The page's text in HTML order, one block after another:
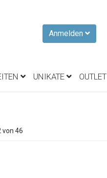
Anmelden
UNIKATE OUTLET
von 46